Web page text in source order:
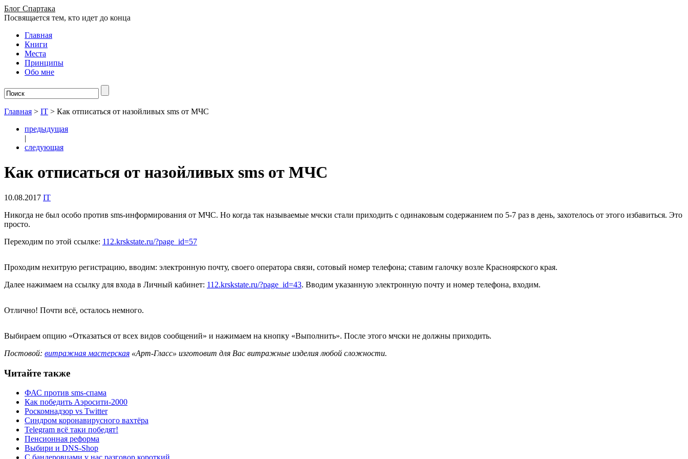
Блог Спартака
Посвящается тем, кто идет до конца
Главная
Книги
Места
Принципы
Обо мне
Главная > IT > Как отписаться от назойливых sms от МЧС
предыдущая
|
следующая
Как отписаться от назойливых sms от МЧС
10.08.2017 IT
Никогда не был особо против sms-информирования от МЧС. Но когда так называемые мчски стали приходить с одинаковым содержанием по 5-7 раз в день, захотелось от этого избавиться. Это
просто.
Переходим по этой ссылке: 112.krskstate.ru/?page_id=57
Проходим нехитрую регистрацию, вводим: электронную почту, своего оператора связи, сотовый номер телефона; ставим галочку возле Красноярского края.
Далее нажимаем на ссылку для входа в Личный кабинет: 112.krskstate.ru/?page_id=43. Вводим указанную электронную почту и номер телефона, входим.
Отлично! Почти всё, осталось немного.
Выбираем опцию «Отказаться от всех видов сообщений» и нажимаем на кнопку «Выполнить». После этого мчски не должны приходить.
Постовой: витражная мастерская «Арт-Гласс» изготовит для Вас витражные изделия любой сложности.
Читайте также
ФАС против sms-спама
Как победить Аэросити-2000
Роскомнадзор vs Twitter
Синдром коронавирусного вахтёра
Telegram всё таки победят!
Пенсионная реформа
Выбири и DNS-Shop